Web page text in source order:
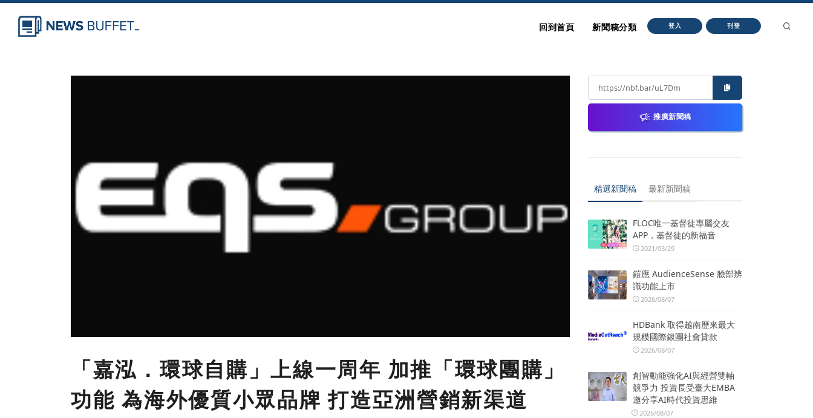
回到首頁 新聞稿分類 登入 刊登
「嘉泓．環球自購」上線一周年 加推「環球團購」
功能 為海外優質小眾品牌 打造亞洲營銷新渠道
推廣新聞稿
精選新聞稿 最新新聞稿
FLOC唯一基督徒專屬交友
APP，基督徒的新福音
2021/03/29
鎧應 AudienceSense 臉部辨
識功能上市
2026/08/07
HDBank 取得越南歷來最大
規模國際銀團社會貸款
2026/08/07
創智動能強化AI與經營雙軸
競爭力 投資長受臺大EMBA
邀分享AI時代投資思維
2026/08/07